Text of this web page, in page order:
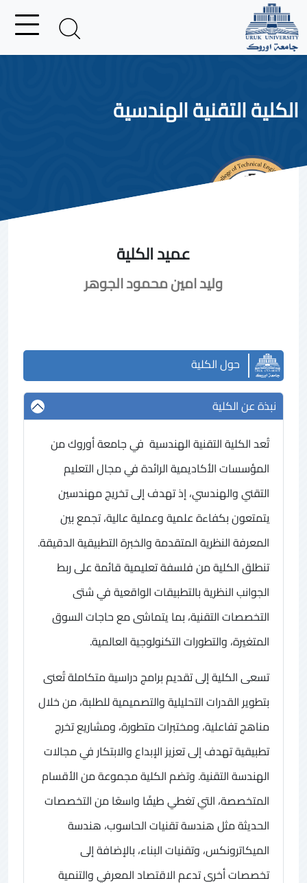
الكلية التقنية الهندسية
عميد الكلية
وليد امين محمود الجوهر
حول الكلية
نبذة عن الكلية
تُعد الكلية التقنية الهندسية في جامعة أوروك من
المؤسسات الأكاديمية الرائدة في مجال التعليم
التقني والهندسي، إذ تهدف إلى تخريج مهندسين
يتمتعون بكفاءة علمية وعملية عالية، تجمع بين
المعرفة النظرية المتقدمة والخبرة التطبيقية الدقيقة.
تنطلق الكلية من فلسفة تعليمية قائمة على ربط
الجوانب النظرية بالتطبيقات الواقعية في شتى
التخصصات التقنية، بما يتماشى مع حاجات السوق
المتغيرة، والتطورات التكنولوجية العالمية.
تسعى الكلية إلى تقديم برامج دراسية متكاملة تُعنى
بتطوير القدرات التحليلية والتصميمية للطلبة، من خلال
مناهج تفاعلية، ومختبرات متطورة، ومشاريع تخرج
تطبيقية تهدف إلى تعزيز الإبداع والابتكار في مجالات
الهندسة التقنية. وتضم الكلية مجموعة من الأقسام
المتخصصة، التي تغطي طيفًا واسعًا من التخصصات
الحديثة مثل هندسة تقنيات الحاسوب، هندسة
الميكاترونكس، وتقنيات البناء، بالإضافة إلى
تخصصات أخرى تدعم الاقتصاد المعرفي والتنمية